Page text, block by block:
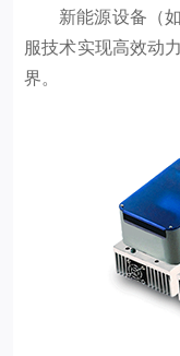
新能源设备（
服技术实现高效动
界。